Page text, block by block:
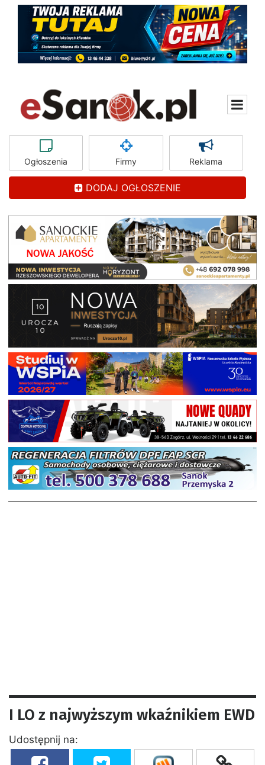
Ogłoszenia Firmy Reklama
DODAJ OGŁOSZENIE
I LO z najwyższym wkaźnikiem EWD
Udostępnij na: